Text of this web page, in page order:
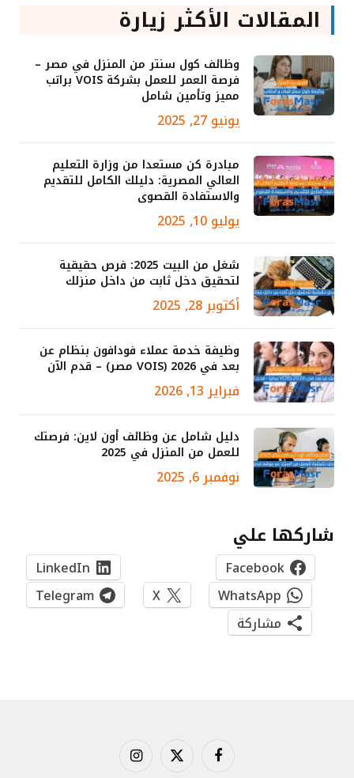
المقالات الأكثر زيارة
وظائف كول سنتر من المنزل في مصر –
فرصة العمر للعمل بشركة VOIS براتب
مميز وتأمين شامل
يونيو 27, 2025
مبادرة كن مستعدا من وزارة التعليم
العالي المصرية: دليلك الكامل للتقديم
والاستفادة القصوى
يوليو 10, 2025
شغل من البيت 2025: فرص حقيقية
لتحقيق دخل ثابت من داخل منزلك
أكتوبر 28, 2025
وظيفة خدمة عملاء فودافون بنظام عن
بعد في 2026 (VOIS مصر) – قدم الآن
فبراير 13, 2026
دليل شامل عن وظائف أون لاين: فرصتك
للعمل من المنزل في 2025
نوفمبر 6, 2025
شاركها علي
Facebook
LinkedIn
WhatsApp
X
Telegram
مشاركة
فيسبوك X الانستغرام